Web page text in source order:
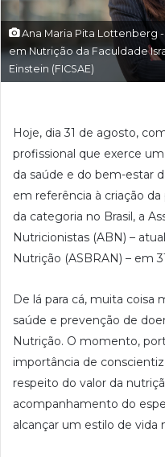
Ana Maria Pita Lottenberg
em Nutrição da Faculdade
Einstein (FICSAE)
Hoje, dia 31 de agosto,
profissional que exerce
da saúde e do bem-estar
em referência à criação
da categoria no Brasil, a
Nutricionistas (ABN) –
Nutrição (ASBRAN) – em
De lá para cá, muita coisa
saúde e prevenção de
Nutrição. O momento,
importância de
respeito do valor da
acompanhamento do
alcançar um estilo de vida